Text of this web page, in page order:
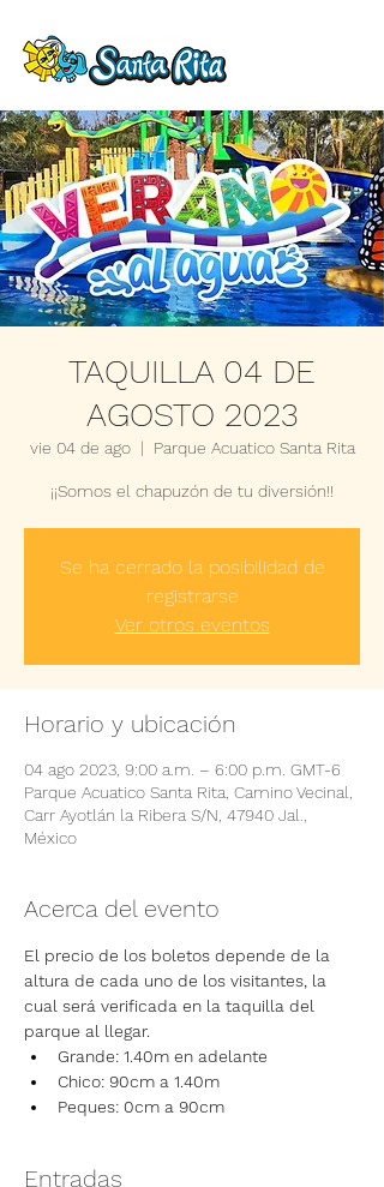
TAQUILLA 04 DE
AGOSTO 2023
vie 04 de ago
  |
Parque Acuatico Santa Rita
¡¡Somos el chapuzón de tu diversión!!
Se ha cerrado la posibilidad de
registrarse
Ver otros eventos
Horario y ubicación
04 ago 2023, 9:00 a.m. – 6:00 p.m. GMT-6
Parque Acuatico Santa Rita, Camino Vecinal,
Carr Ayotlán la Ribera S/N, 47940 Jal.,
México
Acerca del evento
El precio de los boletos depende de la
altura de cada uno de los visitantes, la
cual será verificada en la taquilla del
parque al llegar.
Grande: 1.40m en adelante
Chico: 90cm a 1.40m
Peques: 0cm a 90cm
Entradas